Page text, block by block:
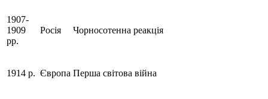
1907-
1909
рр.
Росія Чорносотенна реакція
1914 р. Європа Перша світова війна